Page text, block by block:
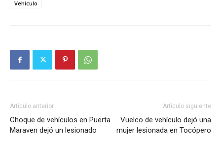
Vehículo
Artículo anterior
Choque de vehículos en Puerta
Maraven dejó un lesionado
Artículo siguiente
Vuelco de vehículo dejó una
mujer lesionada en Tocópero